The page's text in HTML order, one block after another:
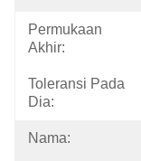
Permukaan
Akhir:
Toleransi Pada
Dia:
Nama: